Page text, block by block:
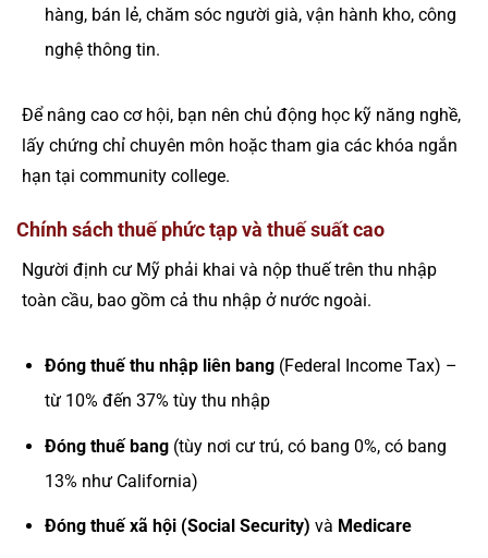
hàng, bán lẻ, chăm sóc người già, vận hành kho, công
nghệ thông tin.
Để nâng cao cơ hội, bạn nên chủ động học kỹ năng nghề,
lấy chứng chỉ chuyên môn hoặc tham gia các khóa ngắn
hạn tại community college.
Chính sách thuế phức tạp và thuế suất cao
Người định cư Mỹ phải khai và nộp thuế trên thu nhập
toàn cầu, bao gồm cả thu nhập ở nước ngoài.
Đóng thuế thu nhập liên bang(Federal Income Tax) –
từ 10% đến 37% tùy thu nhập
Đóng thuế bang(tùy nơi cư trú, có bang 0%, có bang
13% như California)
Đóng thuế xã hội (Social Security) và Medicare